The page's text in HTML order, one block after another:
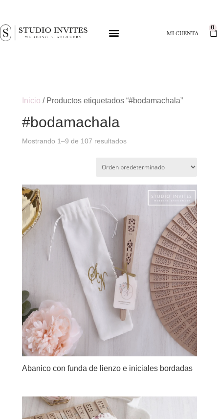
MI CUENTA
0
Inicio / Productos etiquetados “#bodamachala”
#bodamachala
Mostrando 1–9 de 107 resultados
Abanico con funda de lienzo e iniciales bordadas